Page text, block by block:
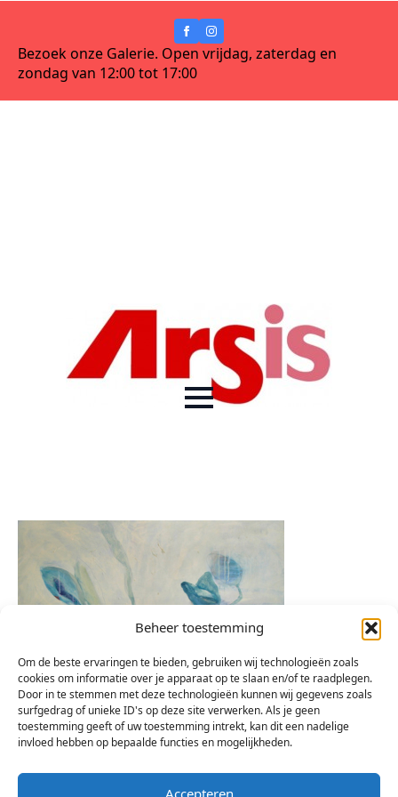
Beheer toestemming
Om de beste ervaringen te bieden, gebruiken wij technologieën zoals
cookies om informatie over je apparaat op te slaan en/of te raadplegen.
Door in te stemmen met deze technologieën kunnen wij gegevens zoals
surfgedrag of unieke ID's op deze site verwerken. Als je geen
toestemming geeft of uw toestemming intrekt, kan dit een nadelige
invloed hebben op bepaalde functies en mogelijkheden.
Accepteren
Bezoek onze Galerie. Open vrijdag, zaterdag en
zondag van 12:00 tot 17:00